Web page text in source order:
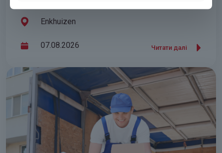
Enkhuizen
07.08.2026 Читати далі